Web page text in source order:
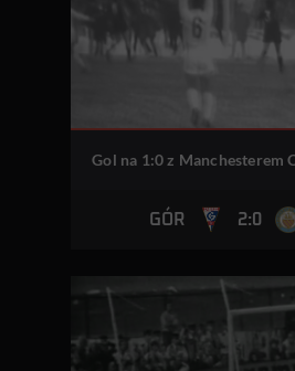
Gol na 1:0 z Manchesterem
GÓR 2:0